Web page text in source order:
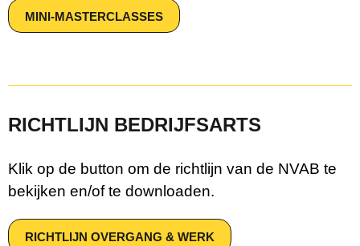
MINI-MASTERCLASSES
RICHTLIJN BEDRIJFSARTS
Klik op de button om de richtlijn van de NVAB te
bekijken en/of te downloaden.
RICHTLIJN OVERGANG & WERK